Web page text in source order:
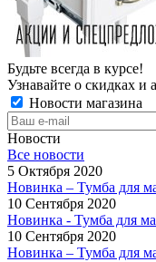
Будьте всегда в курсе!
Узнавайте о скидках и
Новости магазина
Новости
Все новости
5 Октября 2020
Новинка – Тумба для
10 Сентября 2020
Новинка - Тумба для
10 Сентября 2020
Новинка – Тумба для